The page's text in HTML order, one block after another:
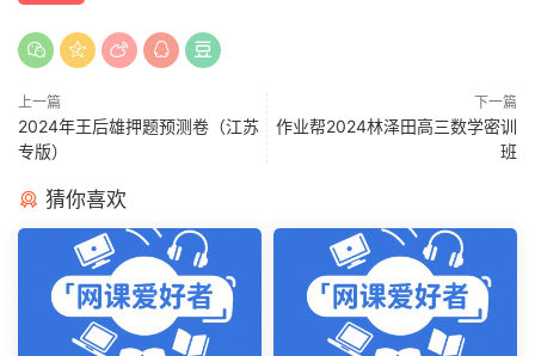
上一篇
2024年王后雄押题预测卷（江苏
专版）
下一篇
作业帮2024林泽田高三数学密训
班
猜你喜欢